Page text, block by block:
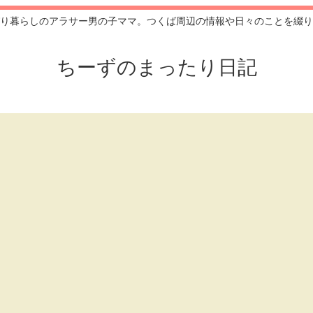
暮らしのアラサー男の子ママ。つくば周辺の情報や日々のことを綴
ちーずのまったり日記